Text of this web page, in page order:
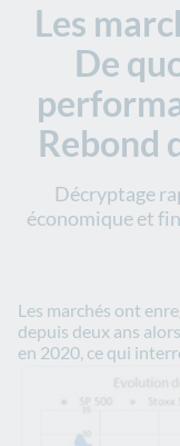
Les
De
Rebond
Décryptage
économique et
Les marchés ont
depuis deux ans
en 2020, ce qui